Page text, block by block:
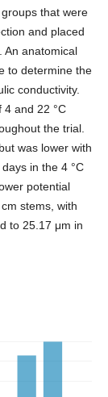
that were
and placed
An anatomical
to determine the
conductivity.
4 and 22 °C
the trial.
was lower with
in the 4 °C
potential
stems, with
to 25.17 μm in